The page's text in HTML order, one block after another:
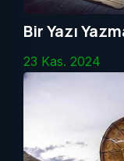
Bir Yazı
23 Kas. 2024